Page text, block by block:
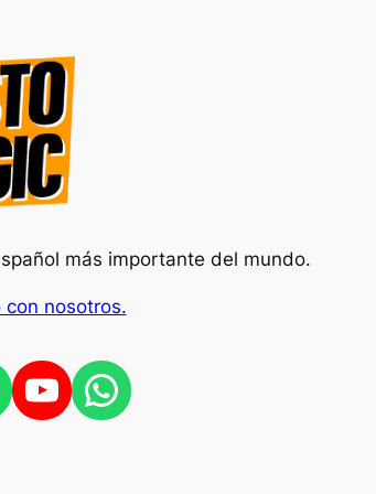
más importante del mundo.
nosotros.
YouTube
WhatsApp